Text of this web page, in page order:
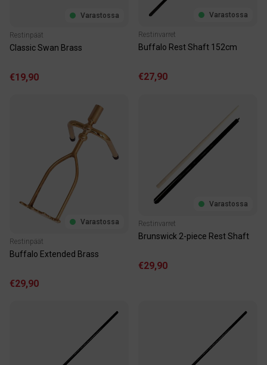
Varastossa
Restinpäät
Classic Swan Brass
€19,90
Varastossa
Restinvarret
Buffalo Rest Shaft 152cm
€27,90
Varastossa
Restinpäät
Buffalo Extended Brass
€29,90
Varastossa
Restinvarret
Brunswick 2-piece Rest Shaft
€29,90